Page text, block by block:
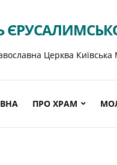
Церква Київська
ПРО ХРАМ